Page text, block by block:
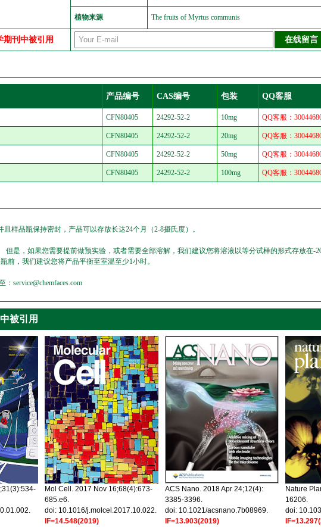
植物来源 The fruits of Myrtus communis
期刊中被引用
产品编号 CAS编号 包装 QQ客服
CFN80405 24292-52-2 10mg QQ客服：
CFN80405 24292-52-2 20mg QQ客服：
CFN80405 24292-52-2 50mg QQ客服：
CFN80405 24292-52-2 100mg QQ客服：
样品瓶保持密封，产品可以存放长达24个月（2-8摄氏度）。
但是，如果您需要提前做预实验，或者需要全部溶解，我们建议您将溶液以等分试样的形式存放在-
前，我们建议您将产品平衡至室温至少1小时。
service@chemfaces.com
被引用
Mol Cell. 2017 Nov 16;68(4):673-
685.e6.
doi: 10.1016/j.molcel.2017.10.022.
IF=14.548(2019)
ACS Nano. 2018 Apr 24;12(4):
3385-3396.
doi: 10.1021/acsnano.7b08969.
IF=13.903(2019)
Nature
16206.
doi: